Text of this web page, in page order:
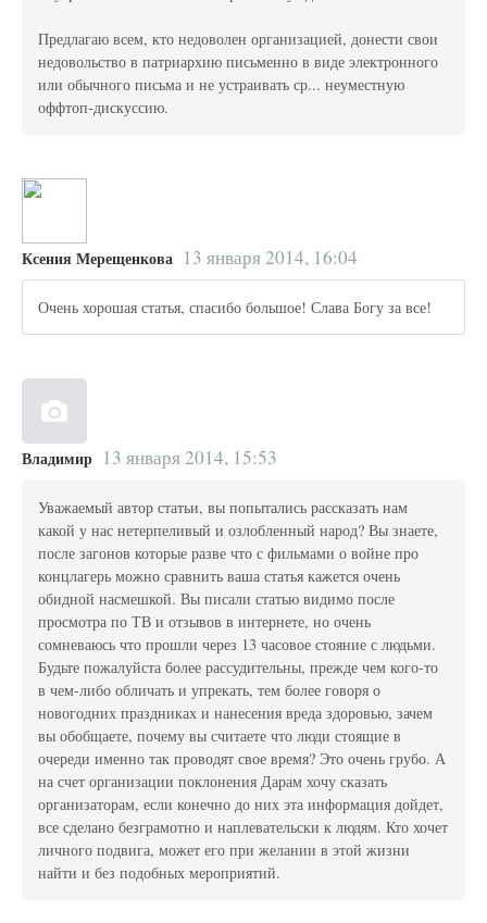
Предлагаю всем, кто недоволен организацией, донести свои
недовольство в патриархию письменно в виде электронного
или обычного письма и не устраивать ср... неуместную
оффтоп-дискуссию.
Ксения Мерещенкова 13 января 2014, 16:04
Очень хорошая статья, спасибо большое! Слава Богу за все!
Владимир 13 января 2014, 15:53
Уважаемый автор статьи, вы попытались рассказать нам
какой у нас нетерпеливый и озлобленный народ? Вы знаете,
после загонов которые разве что с фильмами о войне про
концлагерь можно сравнить ваша статья кажется очень
обидной насмешкой. Вы писали статью видимо после
просмотра по ТВ и отзывов в интернете, но очень
сомневаюсь что прошли через 13 часовое стояние с людьми.
Будьте пожалуйста более рассудительны, прежде чем кого-то
в чем-либо обличать и упрекать, тем более говоря о
новогодних праздниках и нанесения вреда здоровью, зачем
вы обобщаете, почему вы считаете что люди стоящие в
очереди именно так проводят свое время? Это очень грубо. А
на счет организации поклонения Дарам хочу сказать
организаторам, если конечно до них эта информация дойдет,
все сделано безграмотно и наплевательски к людям. Кто хочет
личного подвига, может его при желании в этой жизни
найти и без подобных мероприятий.